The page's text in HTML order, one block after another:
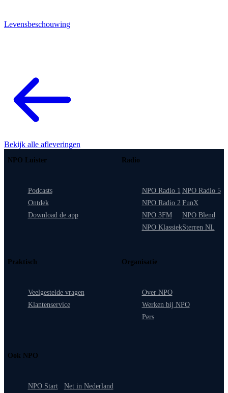
Levensbeschouwing
Bekijk alle afleveringen
NPO Luister
Podcasts
Ontdek
Download de app
Radio
NPO Radio 1
NPO Radio 2
NPO 3FM
NPO Klassiek
NPO Radio 5
FunX
NPO Blend
Sterren NL
Praktisch
Veelgestelde vragen
Klantenservice
Organisatie
Over NPO
Werken bij NPO
Pers
Ook NPO
NPO Start Net in Nederland